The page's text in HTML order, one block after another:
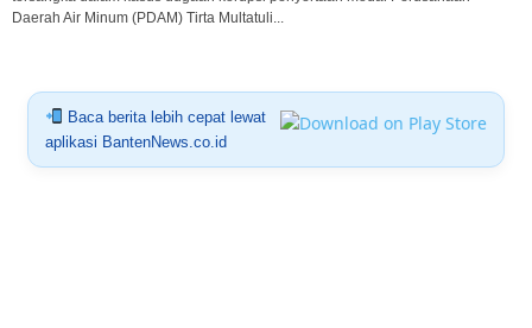
Daerah Air Minum (PDAM) Tirta Multatuli...
Baca berita lebih cepat lewat
aplikasi BantenNews.co.id